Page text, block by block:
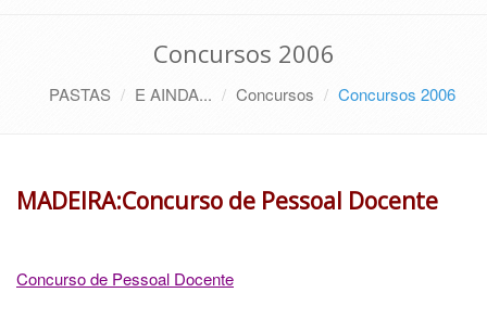
Concursos 2006
PASTAS E AINDA... Concursos Concursos 2006
MADEIRA:Concurso de Pessoal Docente
Concurso de Pessoal Docente